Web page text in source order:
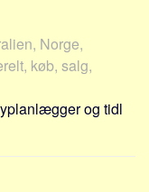
Norge,
køb, salg,
og tidl